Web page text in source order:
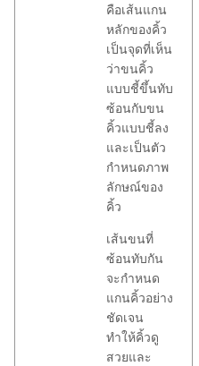
คือเส้นแกน
หลักของคิ้ว
เป็นจุดที่เห็น
ว่าขนคิ้ว
แบบชี้ขึ้นทับ
ซ้อนกับขน
คิ้วแบบชี้ลง
และเป็นตัว
กำหนดภาพ
ลักษณ์ของ
คิ้ว
เส้นขนที่
ซ้อนทับกัน
จะกำหนด
แกนคิ้วอย่าง
ชัดเจน
ทำให้คิ้วดู
สวยและ